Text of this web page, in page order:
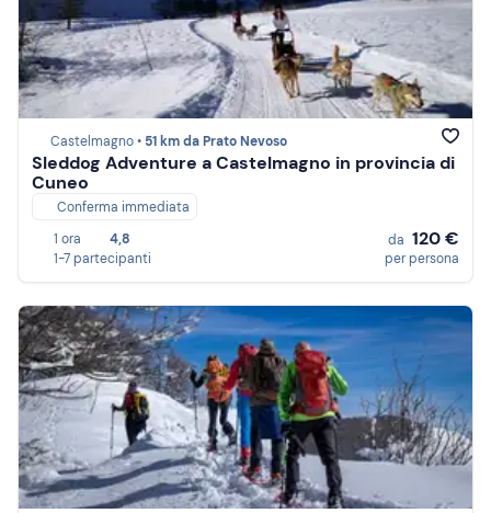
Castelmagno • 51 km da Prato Nevoso
Sleddog Adventure a Castelmagno in provincia di
Cuneo
Conferma immediata
1 ora
4,8
1-7 partecipanti
da 120 €
per persona